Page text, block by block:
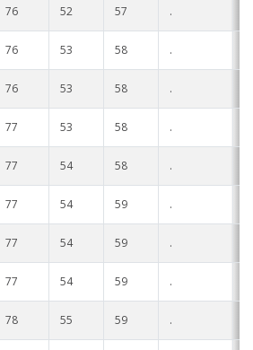
76 52 57 .
76 53 58 .
76 53 58 .
77 53 58 .
77 54 58 .
77 54 59 .
77 54 59 .
77 54 59 .
78 55 59 .